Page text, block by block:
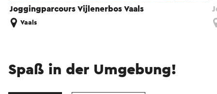
Joggingparcours Vijlenerbos Vaals
Vaals
Spaß in der Umgebung!